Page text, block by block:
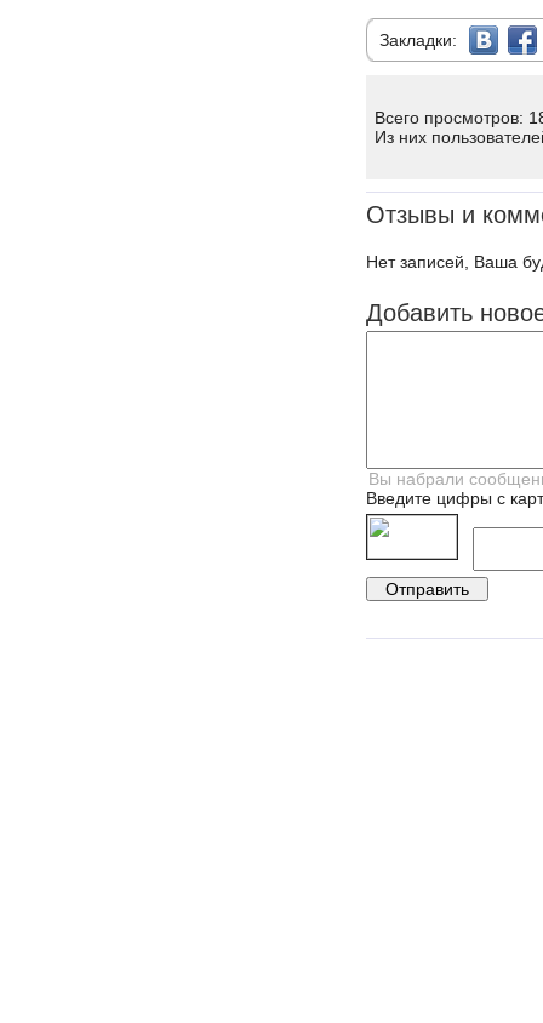
Закладки:
Всего просмотров:
Из них
Отзывы и
Нет записей, Ваша
Добавить
Введите цифры с